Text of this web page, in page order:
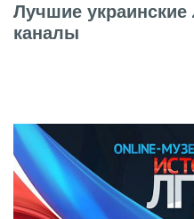
Лучшие украинские
каналы